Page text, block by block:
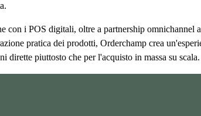
con i POS digitali, oltre a partnership
pratica dei prodotti, Orderchamp crea
dirette piuttosto che per l'acquisto in massa su scala.